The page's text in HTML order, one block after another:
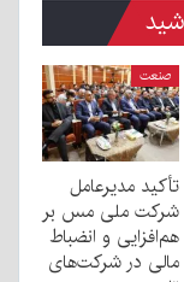
صنعت
تأکید مدیرعامل
شرکت ملی مس بر
هم‌افزایی و انضباط
مالی در شرکت‌های